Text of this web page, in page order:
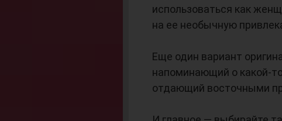
использоваться как
на ее необычную
Еще один вариант
напоминающий о какой-
отдающий восточными